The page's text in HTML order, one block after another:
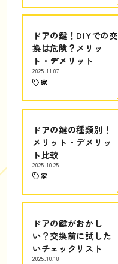
ドアの鍵！DIYでの交
換は危険？メリッ
ト・デメリット
2025.11.07
家
ドアの鍵の種類別！
メリット・デメリッ
ト比較
2025.10.25
家
ドアの鍵がおかし
い？交換前に試した
いチェックリスト
2025.10.18